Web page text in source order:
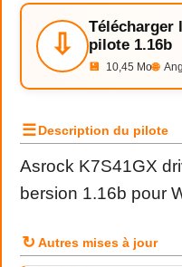
⇩
Télécharger
pilote 1.16b
💾 10,45 Mo🌐
☰Description du pilote
Asrock K7S41GX
bersion 1.16b pour
↻ Autres mises à jour